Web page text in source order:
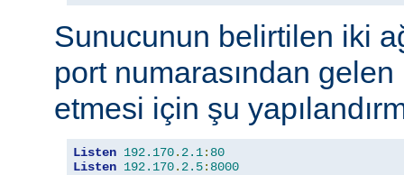
Sunucunun belirtilen iki
port numarasından gelen
etmesi için şu
Listen 192.170. 2.1: 80
Listen 192.170. 2.5: 8000